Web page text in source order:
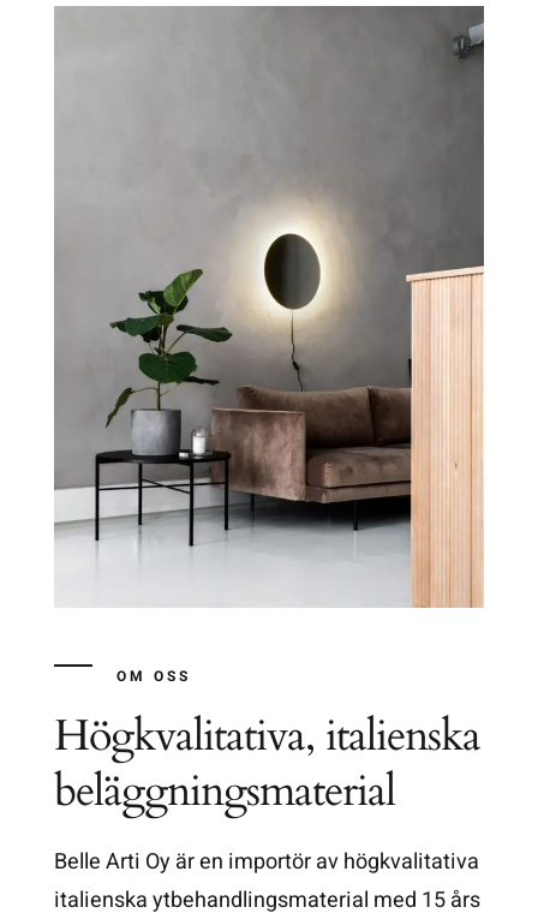
OM OSS
Högkvalitativa, italienska
beläggningsmaterial
Belle Arti Oy är en importör av högkvalitativa
italienska ytbehandlingsmaterial med 15 års